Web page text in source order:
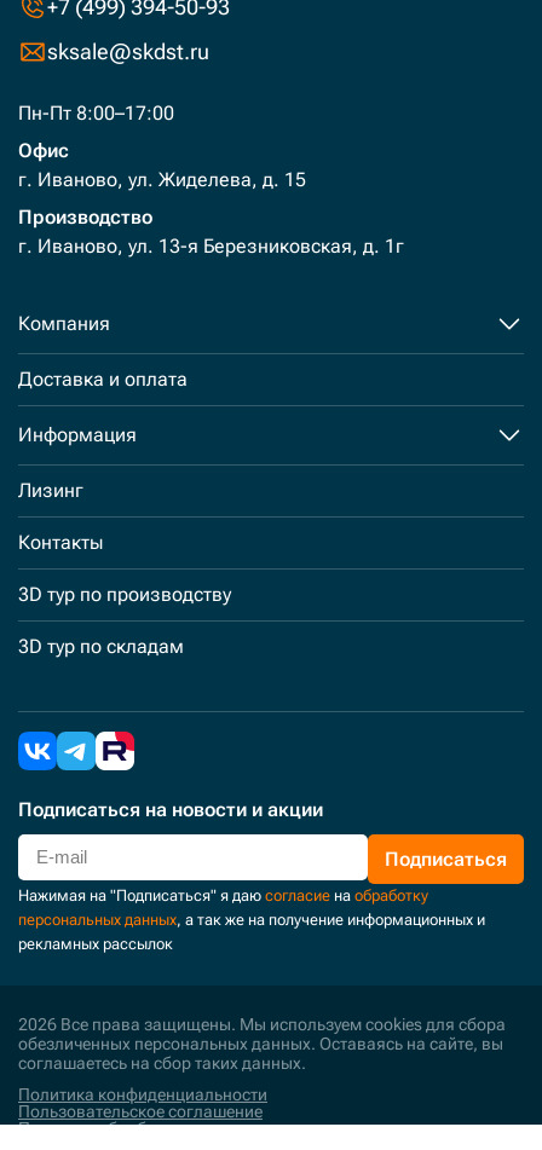
+7 (499) 394-50-93
sksale@skdst.ru
Пн-Пт 8:00–17:00
Офис
г. Иваново, ул. Жиделева, д. 15
Производство
г. Иваново, ул. 13-я Березниковская, д. 1г
Компания
Доставка и оплата
Информация
Лизинг
Контакты
3D тур по производству
3D тур по складам
Подписаться на новости и акции
Подписаться
Нажимая на "Подписаться" я даю согласие на обработку
персональных данных, а так же на получение информационных и
рекламных рассылок
2026 Все права защищены. Мы используем cookies для сбора
обезличенных персональных данных. Оставаясь на сайте, вы
соглашаетесь на сбор таких данных.
Политика конфиденциальности
Пользовательское соглашение
Политика обработки персональных данных